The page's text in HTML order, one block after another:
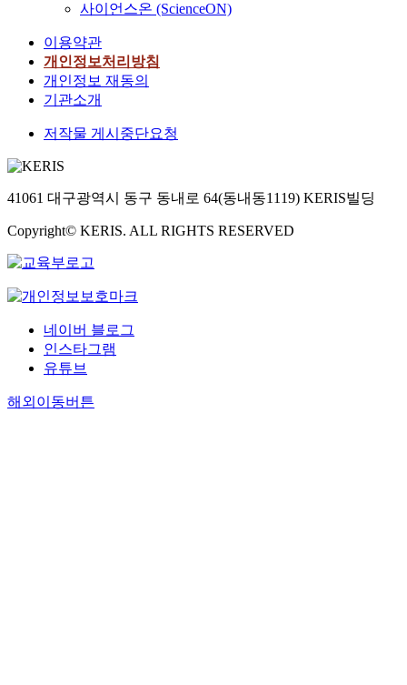
사이언스온 (ScienceON)
이용약관
개인정보처리방침
개인정보 재동의
기관소개
저작물 게시중단요청
41061 대구광역시 동구 동내로 64(동내동1119) KERIS빌딩
Copyright© KERIS. ALL RIGHTS RESERVED
네이버 블로그
인스타그램
유튜브
해외이동버튼